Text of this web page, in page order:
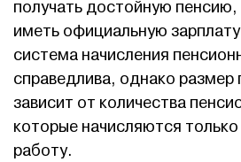
получать достойную
иметь официальную
система начисления
справедлива, однако
зависит от количества
которые начисляются только
работу.